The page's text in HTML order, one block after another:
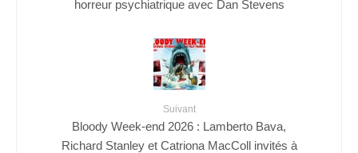
horreur psychiatrique avec Dan Stevens
Suivant
Bloody Week-end 2026 : Lamberto Bava,
Richard Stanley et Catriona MacColl invités à